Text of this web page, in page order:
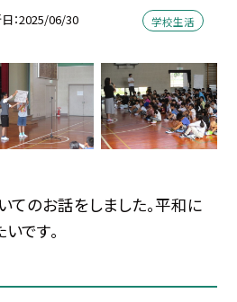
2025/06/30 学校生活
のお話をしました。平和に
です。